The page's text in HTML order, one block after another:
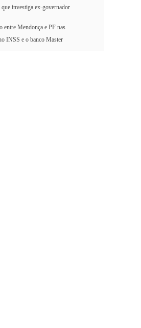
investiga ex-governador
entre Mendonça e PF nas
INSS e o banco Master